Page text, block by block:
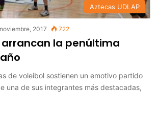
Aztecas UDLAP
2017 722
arrancan la penúltima
de voleibol sostienen un emotivo partido
una de sus integrantes más destacadas,